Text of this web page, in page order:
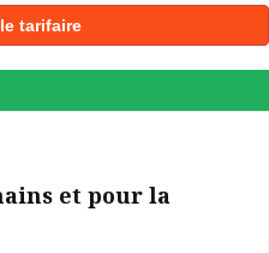
tarifaire
et pour la